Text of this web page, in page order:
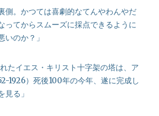
側。かつては喜劇的なてんやわんやだ
ってからスムーズに採点できるように
いのか？」
たイエス・キリスト十字架の塔は、ア
1926）死後100年の今年、遂に完成し
見る」